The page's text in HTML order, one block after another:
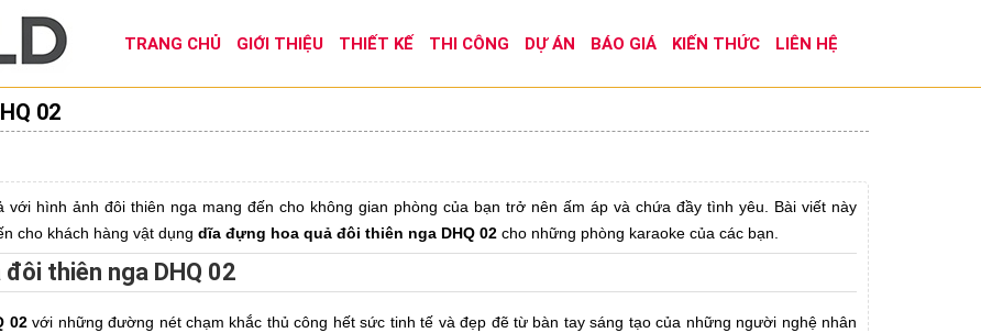
TRANG CHỦ GIỚI THIỆU THIẾT KẾ THI CÔNG DỰ ÁN BÁO GIÁ KIẾN THỨC LIÊN HỆ
02
với hình ảnh đôi thiên nga mang đến cho không gian phòng của bạn trở nên ấm áp và chứa đầy tình yêu. Bài viết này
cho khách hàng vật dụng dĩa đựng hoa quả đôi thiên nga DHQ 02 cho những phòng karaoke của các bạn.
đôi thiên nga DHQ 02
02với những đường nét chạm khắc thủ công hết sức tinh tế và đẹp đẽ từ bàn tay sáng tạo của những người nghệ nhân